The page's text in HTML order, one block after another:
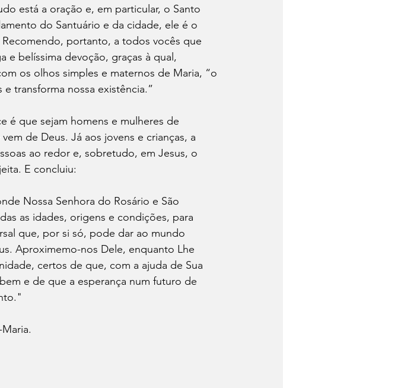
está a oração e, em particular, o Santo
do Santuário e da cidade, ele é o
portanto, a todos vocês que
e belíssima devoção, graças à qual,
os olhos simples e maternos de Maria, “o
transforma nossa existência.”
é que sejam homens e mulheres de
de Deus. Já aos jovens e crianças, a
ao redor e, sobretudo, em Jesus, o
E concluiu:
Nossa Senhora do Rosário e São
as idades, origens e condições, para
que, por si só, pode dar ao mundo
Aproximemo-nos Dele, enquanto Lhe
certos de que, com a ajuda de Sua
e de que a esperança num futuro de